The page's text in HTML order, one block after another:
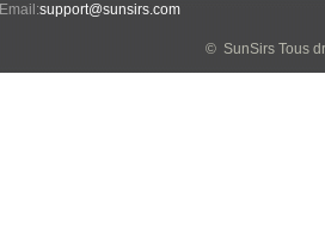
Email:support@sunsirs.com
© SunSirs Tous